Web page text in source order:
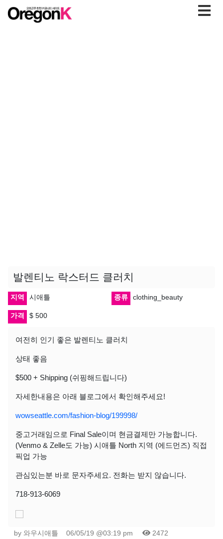
발렌티노 락스터드 클러치
지역 시애틀 종류 clothing_beauty
가격 $ 500
여전히 인기 좋은 발렌티노 클러치
상태 좋음
$500 + Shipping (쉬핑해드립니다)
자세한내용은 아래 블로그에서 확인해주세요!
wowseattle.com/fashion-blog/199998/
중고거래임으로 Final Sale이며 현금결제만 가능합니다.
(Venmo & Zelle도 가능) 시애틀 North 지역 (에드먼즈) 직접
픽업 가능
관심있는분 바로 문자주세요. 전화는 받지 않습니다.
718-913-6069
by 와우시애틀 06/05/19 @03:19 pm 2472